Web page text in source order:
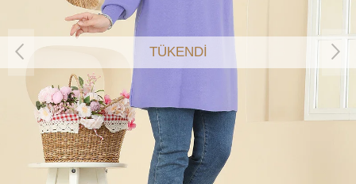
TÜKENDİ